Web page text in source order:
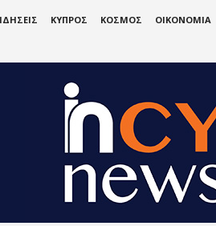
ΚΥΠΡΟΣ ΚΟΣΜΟΣ ΟΙΚΟΝΟΜΙΑ